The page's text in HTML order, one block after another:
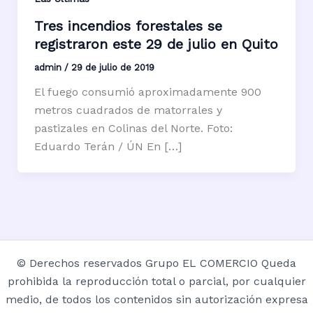
Tres incendios forestales se
registraron este 29 de julio en Quito
admin / 29 de julio de 2019
El fuego consumió aproximadamente 900
metros cuadrados de matorrales y
pastizales en Colinas del Norte. Foto:
Eduardo Terán / ÚN En […]
© Derechos reservados Grupo EL COMERCIO Queda
prohibida la reproducción total o parcial, por cualquier
medio, de todos los contenidos sin autorización expresa